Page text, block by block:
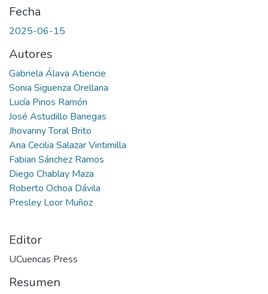
Fecha
2025-06-15
Autores
Gabriela Álava Atiencie
Sonia Siguenza Orellana
Lucía Pinos Ramón
José Astudillo Banegas
Jhovanny Toral Brito
Ana Cecilia Salazar Vintimilla
Fabian Sánchez Ramos
Diego Chablay Maza
Roberto Ochoa Dávila
Presley Loor Muñoz
Editor
UCuencas Press
Resumen